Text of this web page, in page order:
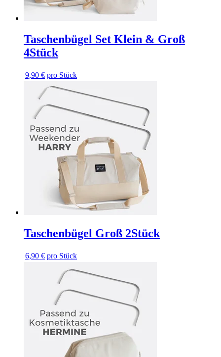
Taschenbügel Set Klein & Groß
4Stück
9,90 € pro Stück
Taschenbügel Groß 2Stück
6,90 € pro Stück